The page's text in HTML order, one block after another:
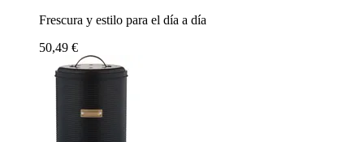
Frescura y estilo para el día a día
50,49 €